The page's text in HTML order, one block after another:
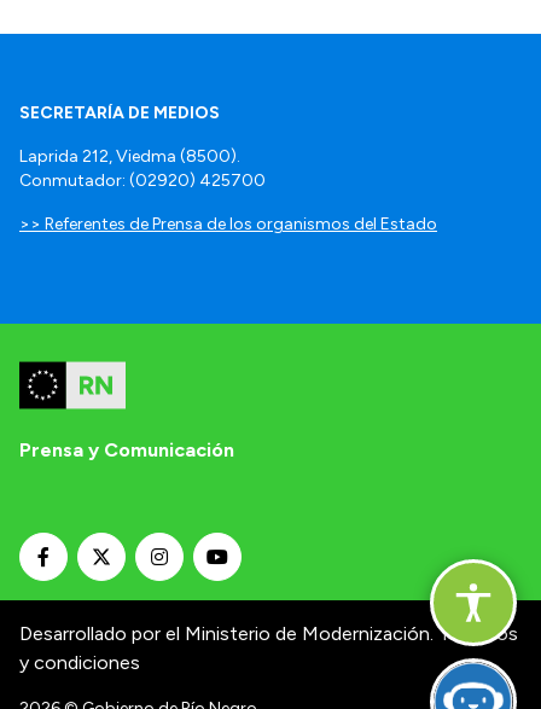
SECRETARÍA DE MEDIOS
Laprida 212, Viedma (8500).
Conmutador: (02920) 425700
>> Referentes de Prensa de los organismos del Estado
Prensa y Comunicación
Desarrollado por el Ministerio de Modernización. Términos
y condiciones